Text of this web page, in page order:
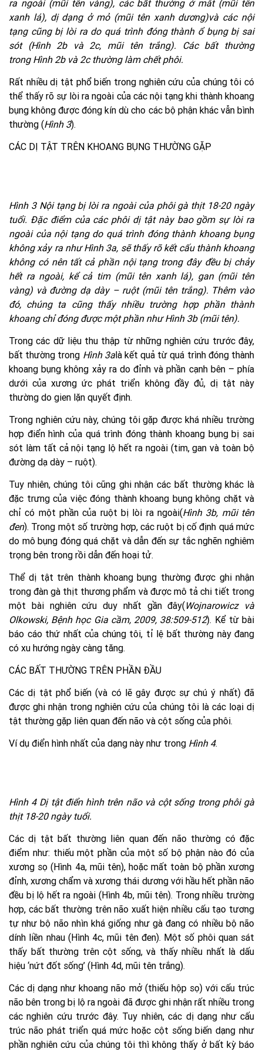
ra ngoài (mũi tên vàng), các bất thường ở mắt (mũi tên
xanh lá), dị dạng ở mỏ (mũi tên xanh dương)và các nội
tạng cũng bị lòi ra do quá trình đóng thành ổ bụng bị sai
sót (Hình 2b và 2c, mũi tên trắng). Các bất thường
trong Hình 2b và 2c thường làm chết phôi.
Rất nhiều dị tật phổ biến trong nghiên cứu của chúng tôi có
thể thấy rõ sự lòi ra ngoài của các nội tạng khi thành khoang
bụng không được đóng kín dù cho các bộ phận khác vẫn bình
thường (Hình 3).
CÁC DỊ TẬT TRÊN KHOANG BỤNG THƯỜNG GẶP
Hình 3 Nội tạng bị lòi ra ngoài của phôi gà thịt 18-20 ngày
tuổi. Đặc điểm của các phôi dị tật này bao gồm sự lòi ra
ngoài của nội tạng do quá trình đóng thành khoang bụng
không xảy ra như Hình 3a, sẽ thấy rõ kết cấu thành khoang
không có nên tất cả phần nội tạng trong đây đều bị chảy
hết ra ngoài, kể cả tim (mũi tên xanh lá), gan (mũi tên
vàng) và đường dạ dày – ruột (mũi tên trắng). Thêm vào
đó, chúng ta cũng thấy nhiều trường hợp phần thành
khoang chỉ đóng được một phần như Hình 3b (mũi tên).
Trong các dữ liệu thu thập từ những nghiên cứu trước đây,
bất thường trong Hình 3alà kết quả từ quá trình đóng thành
khoang bụng không xảy ra do đỉnh và phần cạnh bên – phía
dưới của xương ức phát triển không đầy đủ, dị tật này
thường do gien lặn quyết định.
Trong nghiên cứu này, chúng tôi gặp được khá nhiều trường
hợp điển hình của quá trình đóng thành khoang bụng bị sai
sót làm tất cả nội tạng lộ hết ra ngoài (tim, gan và toàn bộ
đường dạ dày – ruột).
Tuy nhiên, chúng tôi cũng ghi nhận các bất thường khác là
đặc trưng của việc đóng thành khoang bụng không chặt và
chỉ có một phần của ruột bị lòi ra ngoài(Hình 3b, mũi tên
đen). Trong một số trường hợp, các ruột bị cố định quá mức
do mô bụng đóng quá chặt và dẫn đến sự tắc nghẽn nghiêm
trọng bên trong rồi dẫn đến hoại tử.
Thể dị tật trên thành khoang bụng thường được ghi nhận
trong đàn gà thịt thương phẩm và được mô tả chi tiết trong
một bài nghiên cứu duy nhất gần đây(Wojnarowicz và
Olkowski, Bệnh học Gia cầm, 2009, 38:509-512). Kể từ bài
báo cáo thứ nhất của chúng tôi, tỉ lệ bất thường này đang
có xu hướng ngày càng tăng.
CÁC BẤT THƯỜNG TRÊN PHẦN ĐẦU
Các dị tật phổ biến (và có lẽ gây được sự chú ý nhất) đã
được ghi nhận trong nghiên cứu của chúng tôi là các loại dị
tật thường gặp liên quan đến não và cột sống của phôi.
Ví dụ điển hình nhất của dạng này như trong Hình 4.
Hình 4 Dị tật điển hình trên não và cột sống trong phôi gà
thịt 18-20 ngày tuổi.
Các dị tật bất thường liên quan đến não thường có đặc
điểm như: thiếu một phần của một số bộ phận nào đó của
xương sọ (Hình 4a, mũi tên), hoặc mất toàn bộ phần xương
đỉnh, xương chẩm và xương thái dương với hầu hết phần não
đều bị lộ hết ra ngoài (Hình 4b, mũi tên). Trong nhiều trường
hợp, các bất thường trên não xuất hiện nhiều cấu tạo tương
tự như bộ não nhìn khá giống như gà đang có nhiều bộ não
dính liền nhau (Hình 4c, mũi tên đen). Một số phôi quan sát
thấy bất thường trên cột sống, và thấy nhiều nhất là dấu
hiệu ‘nứt đốt sống’ (Hình 4d, mũi tên trắng).
Các dị dạng như khoang não mở (thiếu hộp sọ) với cấu trúc
não bên trong bị lộ ra ngoài đã được ghi nhận rất nhiều trong
các nghiên cứu trước đây. Tuy nhiên, các dị dạng như cấu
trúc não phát triển quá mức hoặc cột sống biến dạng như
phần nghiên cứu của chúng tôi thì không thấy ở bất kỳ báo